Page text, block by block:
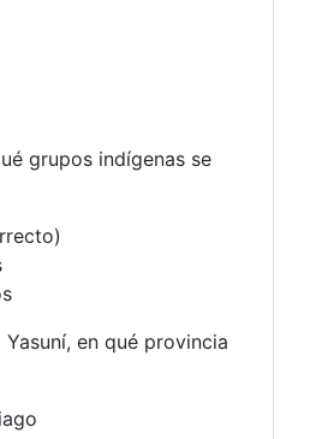
grupos indígenas se
en qué provincia